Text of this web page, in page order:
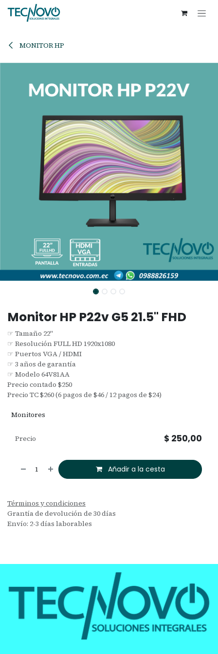
Ir al contenido
MONITOR HP
Monitor HP P22v G5 21.5" FHD
☞ Tamaño 22"
☞ Resolución FULL HD 1920x1080
☞ Puertos VGA / HDMI
☞ 3 años de garantía
☞ Modelo 64V81AA
Precio contado $250
Precio TC $260 (6 pagos de $46 / 12 pagos de $24)
Monitores
Añadir a la cesta
Precio $ 250,00
Términos y condiciones
Grantía de devolución de 30 días
Envío: 2-3 días laborables